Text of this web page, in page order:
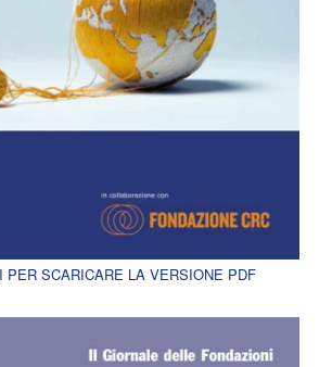
PER SCARICARE LA VERSIONE PDF